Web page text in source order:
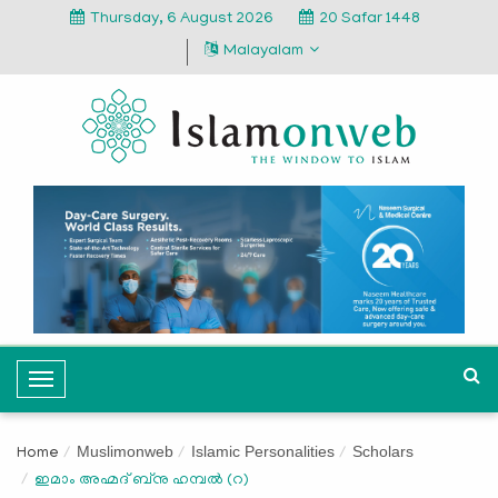
Thursday, 6 August 2026
20 Safar 1448
Malayalam
T
o
g
l
Home Muslimonweb Islamic Personalities Scholars
ഇമാം അഹ്മദ് ബ്‌നു ഹമ്പല്‍ (റ)